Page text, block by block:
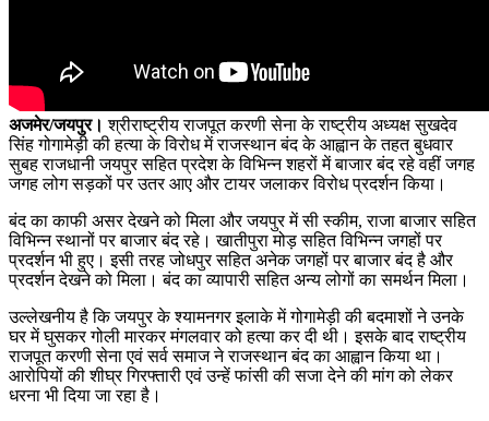
अजमेर/जयपुर। श्रीराष्ट्रीय राजपूत करणी सेना के राष्ट्रीय अध्यक्ष सुखदेव
सिंह गोगामेड़ी की हत्या के विरोध में राजस्थान बंद के आह्वान के तहत बुधवार
सुबह राजधानी जयपुर सहित प्रदेश के विभिन्न शहरों में बाजार बंद रहे वहीं जगह
जगह लोग सड़कों पर उतर आए और टायर जलाकर विरोध प्रदर्शन किया।
बंद का काफी असर देखने को मिला और जयपुर में सी स्कीम, राजा बाजार सहित
विभिन्न स्थानों पर बाजार बंद रहे। खातीपुरा मोड़ सहित विभिन्न जगहों पर
प्रदर्शन भी हुए। इसी तरह जोधपुर सहित अनेक जगहों पर बाजार बंद है और
प्रदर्शन देखने को मिला। बंद का व्यापारी सहित अन्य लोगों का समर्थन मिला।
उल्लेखनीय है कि जयपुर के श्यामनगर इलाके में गोगामेड़ी की बदमाशों ने उनके
घर में घुसकर गोली मारकर मंगलवार को हत्या कर दी थी। इसके बाद राष्‍ट्रीय
राजपूत करणी सेना एवं सर्व समाज ने राजस्‍थान बंद का आह्वान किया था।
आरोपियों की शीघ्र गिरफ्तारी एवं उन्हें फांसी की सजा देने की मांग को लेकर
धरना भी दिया जा रहा है।